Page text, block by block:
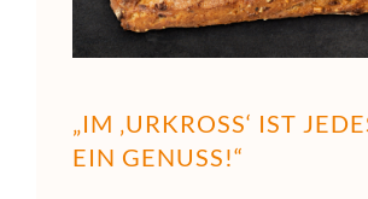
„IM ‚URKROSS‘ IST
EIN GENUSS!“